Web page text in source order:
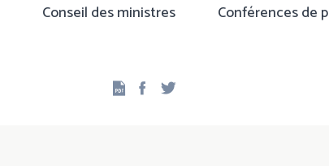
Conseil des ministres Conférences de
Facebook